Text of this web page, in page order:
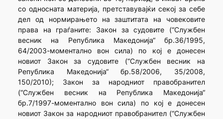
со односната материја, претставувајќи секој за себе
дел од нормирањето на заштитата на човековите
права на граѓаните: Закон за судовите (“Службен
весник на Република Македонија“ бр.36/1995,
64/2003-моментално вон сила) по кој е донесен
новиот Закон за судовите (“Службен весник на
Република Македонија“ бр.58/2006, 35/2008,
150/2010); Закон за народниот правобранител
(“Службен весник на Република Македонија“
бр.7/1997-моментално вон сила) по кој е донесен
новиот Закон за народниот правобранител (“Службен